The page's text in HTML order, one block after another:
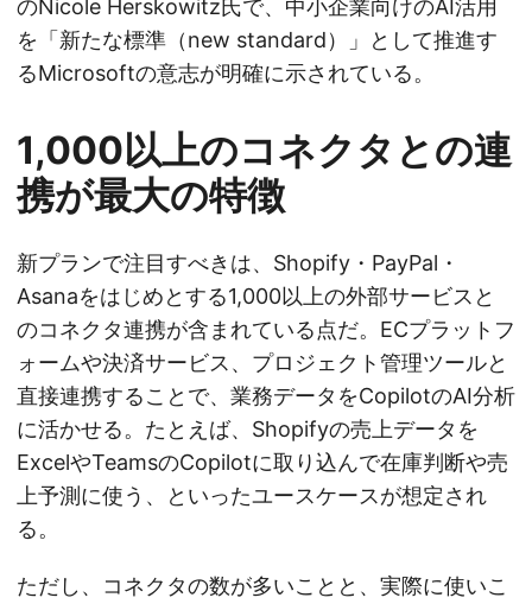
のNicole Herskowitz氏で、中小企業向けのAI活用
を「新たな標準（new standard）」として推進す
るMicrosoftの意志が明確に示されている。
1,000以上のコネクタとの連
携が最大の特徴
新プランで注目すべきは、Shopify・PayPal・
Asanaをはじめとする1,000以上の外部サービスと
のコネクタ連携が含まれている点だ。ECプラットフ
ォームや決済サービス、プロジェクト管理ツールと
直接連携することで、業務データをCopilotのAI分析
に活かせる。たとえば、Shopifyの売上データを
ExcelやTeamsのCopilotに取り込んで在庫判断や売
上予測に使う、といったユースケースが想定され
る。
ただし、コネクタの数が多いことと、実際に使いこ